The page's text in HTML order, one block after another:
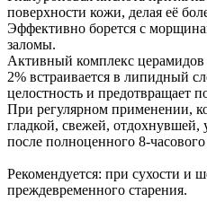
поверхности кожи, делая её
Эффективно борется с
заломы.
Активный комплекс
2% встраивается в липидный
целостность и предотвращает
При регулярном применении,
гладкой, свежей,
после полноценного 8-часового
Рекомендуется: при сухости и
преждевременного старения.